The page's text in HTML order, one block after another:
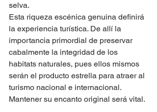
selva.
Esta riqueza escénica genuina definirá
la experiencia turística. De allí la
importancia primordial de preservar
cabalmente la integridad de los
habitats naturales, pues ellos mismos
serán el producto estrella para atraer al
turismo nacional e internacional.
Mantener su encanto original será vital.